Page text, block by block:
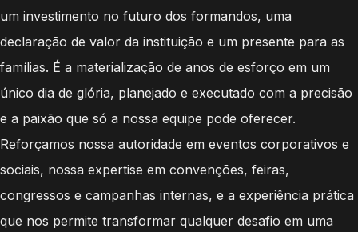
um investimento no futuro dos formandos, uma
declaração de valor da instituição e um presente para as
famílias. É a materialização de anos de esforço em um
único dia de glória, planejado e executado com a precisão
e a paixão que só a nossa equipe pode oferecer.
Reforçamos nossa autoridade em eventos corporativos e
sociais, nossa expertise em convenções, feiras,
congressos e campanhas internas, e a experiência prática
que nos permite transformar qualquer desafio em uma